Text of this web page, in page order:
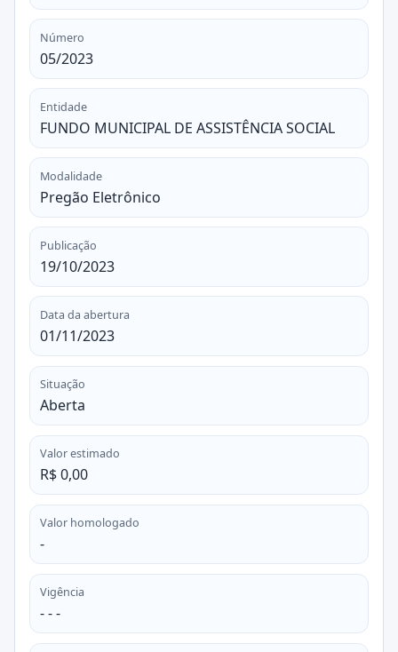
Número
05/2023
Entidade
FUNDO MUNICIPAL DE ASSISTÊNCIA SOCIAL
Modalidade
Pregão Eletrônico
Publicação
19/10/2023
Data da abertura
01/11/2023
Situação
Aberta
Valor estimado
R$ 0,00
Valor homologado
-
Vigência
- - -